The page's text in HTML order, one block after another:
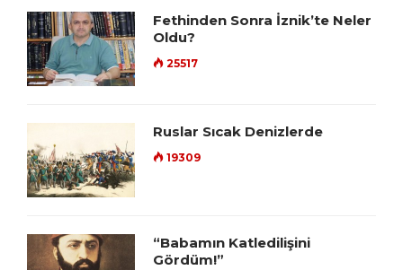
Fethinden Sonra İznik’te Neler
Oldu?
25517
Ruslar Sıcak Denizlerde
19309
“Babamın Katledilişini
Gördüm!”